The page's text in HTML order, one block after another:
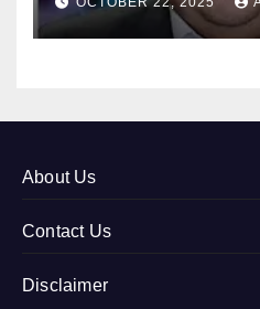
About Us
Contact Us
Disclaimer